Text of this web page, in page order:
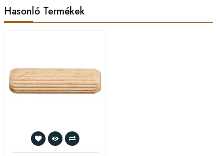
Hasonló Termékek